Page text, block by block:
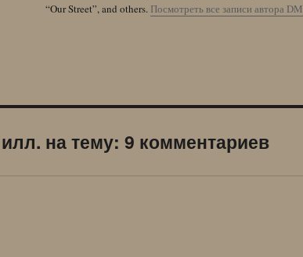
“Our Street”, and others. Посмотреть все записи автора DM
на тему: 9 комментариев